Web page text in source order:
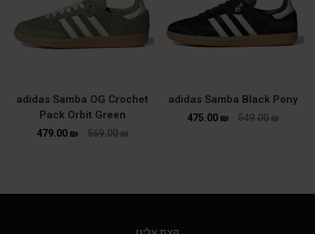
adidas Samba Black Pony
549.00₪
475.00 ₪
adidas Samba OG Crochet
Pack Orbit Green
569.00₪
479.00 ₪